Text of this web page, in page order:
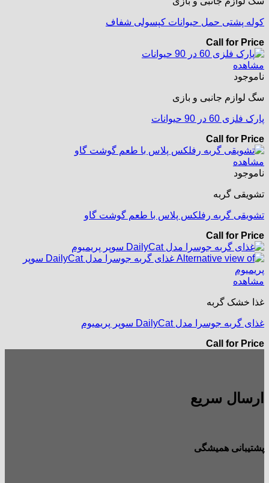
کوله پشتی حمل حیوانات کپسولی شفاف
Call for Price
مشاهده
ناموجود
سگ لوازم جانبی و بازی
پارک فلزی 60 در 90 حیوانات
Call for Price
مشاهده
ناموجود
تشویقی گربه
تشویقی گربه رفلکس پلاس با طعم گوشت گاو
Call for Price
مشاهده
غذا خشک گربه
غذای گربه جوسرا مدل DailyCat سوپر پریمیوم
Call for Price
ارسال سریع
پشتیبانی همیشگی